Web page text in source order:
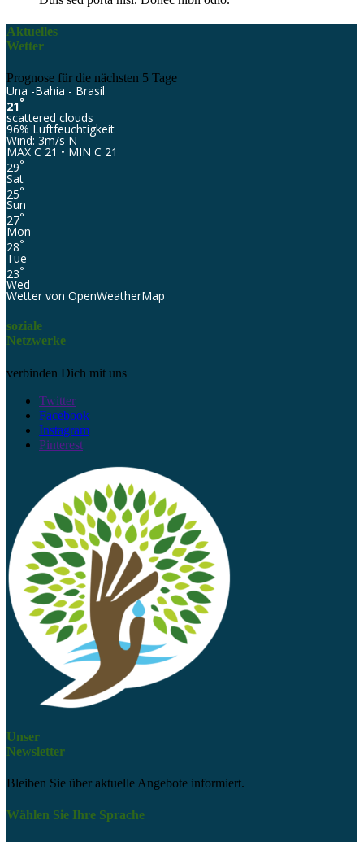
Aktuelles
Wetter
Prognose für die nächsten 5 Tage
Una -Bahia - Brasil
21°
scattered clouds
96% Luftfeuchtigkeit
Wind: 3m/s N
MAX C 21 • MIN C 21
29°
Sat
25°
Sun
27°
Mon
28°
Tue
23°
Wed
Wetter von OpenWeatherMap
soziale
Netzwerke
verbinden Dich mit uns
Twitter
Facebook
Instagram
Pinterest
Unser
Newsletter
Bleiben Sie über aktuelle Angebote informiert.
Wählen Sie Ihre Sprache